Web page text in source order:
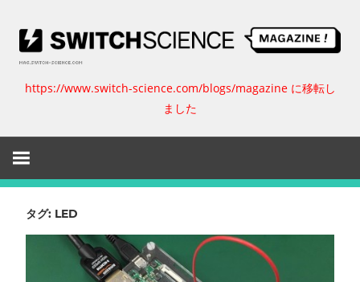
ッ
ス
イ
ッ
サ
https://www.switch-science.com/blogs/magazine に移転し
ました
タグ: LED